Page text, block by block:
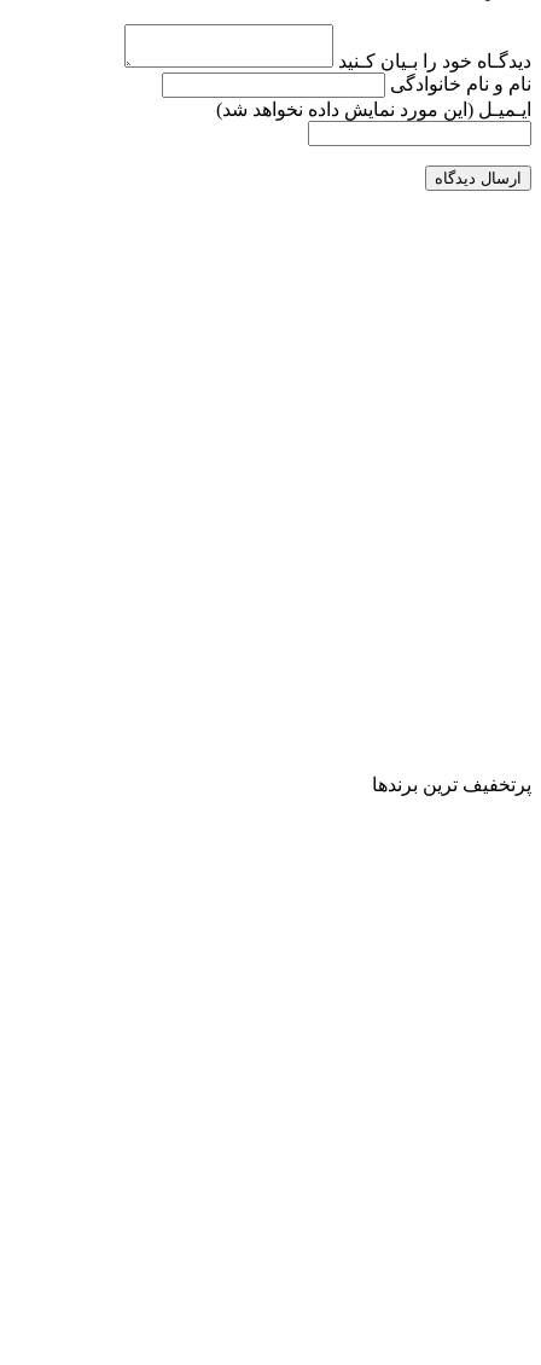
دیدگـاه خود را بـیان کـنید
نام و نام خانوادگی
ایـمیـل (این مورد نمایش داده نخواهد شد)
ارسال دیدگاه
پرتخفیف ترین برندها